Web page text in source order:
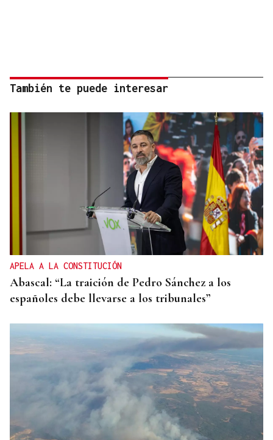
También te puede interesar
APELA A LA CONSTITUCIÓN
Abascal: “La traición de Pedro Sánchez a los
españoles debe llevarse a los tribunales”